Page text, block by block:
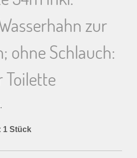
zur
ohne Schlauch:
Toilette
1 Stück